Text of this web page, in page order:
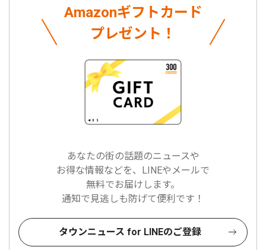
Amazonギフトカード
プレゼント！
あなたの街の話題のニュースや
お得な情報などを、LINEやメールで
無料でお届けします。
通知で見逃しも防げて便利です！
タウンニュース for LINEのご登録